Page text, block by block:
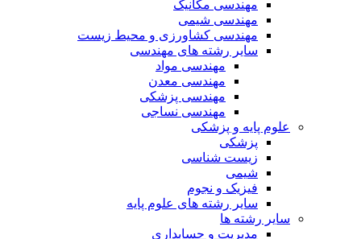
مهندسی مکانیک
مهندسی شیمی
مهندسی کشاورزی و محیط زیست
سایر رشته های مهندسی
مهندسی مواد
مهندسی معدن
مهندسی پزشکی
مهندسی نساجی
علوم پایه و پزشکی
پزشکی
زیست شناسی
شیمی
فیزیک و نجوم
سایر رشته های علوم پایه
سایر رشته ها
مدیریت و حسابداری